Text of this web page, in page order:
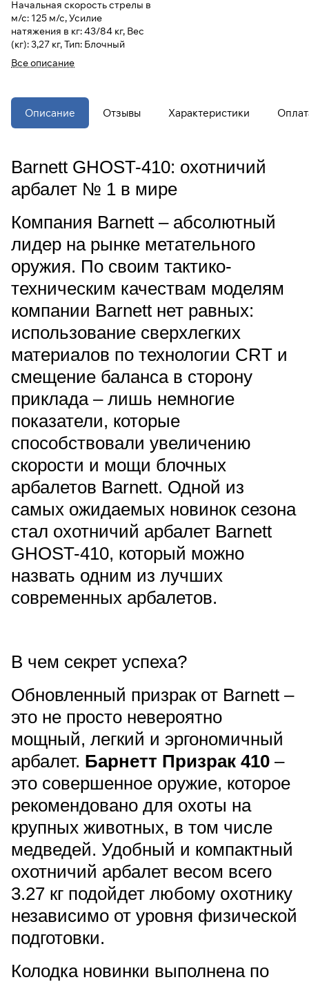
Начальная скорость стрелы в
м/с: 125 м/с, Усилие
натяжения в кг: 43/84 кг, Вес
(кг): 3,27 кг, Тип: Блочный
Все описание
Описание Отзывы Характеристики
Barnett GHOST-410: охотничий
арбалет № 1 в мире
Компания Barnett – абсолютный
лидер на рынке метательного
оружия. По своим тактико-
техническим качествам моделям
компании Barnett нет равных:
использование сверхлегких
материалов по технологии CRT и
смещение баланса в сторону
приклада – лишь немногие
показатели, которые
способствовали увеличению
скорости и мощи блочных
арбалетов Barnett. Одной из
самых ожидаемых новинок сезона
стал охотничий арбалет Barnett
GHOST-410, который можно
назвать одним из лучших
современных арбалетов.
В чем секрет успеха?
Обновленный призрак от Barnett –
это не просто невероятно
мощный, легкий и эргономичный
арбалет. Барнетт Призрак 410 –
это совершенное оружие, которое
рекомендовано для охоты на
крупных животных, в том числе
медведей. Удобный и компактный
охотничий арбалет весом всего
3.27 кг подойдет любому охотнику
независимо от уровня физической
подготовки.
Колодка новинки выполнена по
Получайте товар
выбранный способом
списываться
25%каждые 2 недели
скидки по купонам не
применяются.
Подробнее
об оплате Плайтом
25
раз в 2
недели
раз в 2 недели
Остались вопросы?
8 800 302-02-51
plait.ru